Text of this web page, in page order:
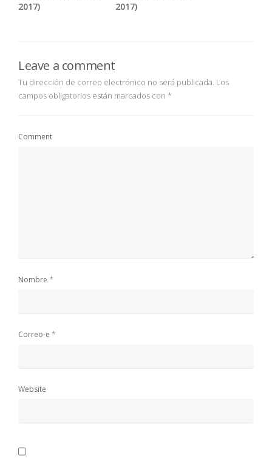
2017)
2017)
Leave a comment
Tu dirección de correo electrónico no será publicada. Los
campos obligatorios están marcados con *
Comment
Nombre *
Correo-e *
Website